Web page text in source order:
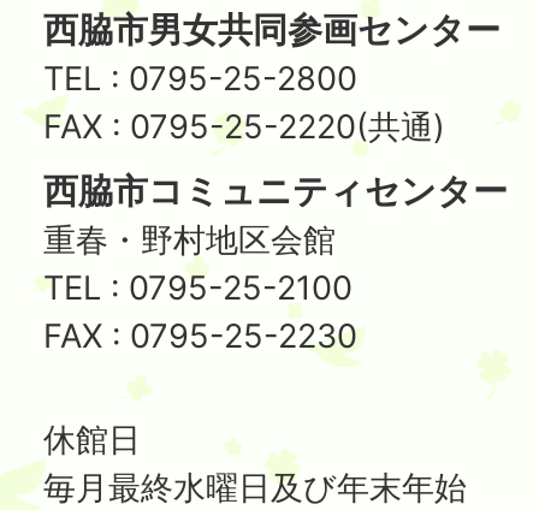
西脇市男女共同参画センター
TEL : 0795-25-2800
FAX : 0795-25-2220(共通)
西脇市コミュニティセンター
重春・野村地区会館
TEL : 0795-25-2100
FAX : 0795-25-2230
休館日
毎月最終水曜日及び年末年始